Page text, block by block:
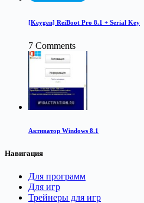
[Keygen] ReiBoot Pro 8.1 + Serial Key
7 Comments
Активатор Windows 8.1
Навигация
Для программ
Для игр
Трейнеры для игр